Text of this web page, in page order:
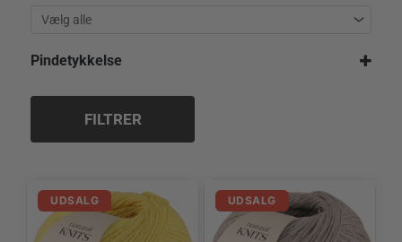
Pindetykkelse
FILTRER
UDSALG UDSALG